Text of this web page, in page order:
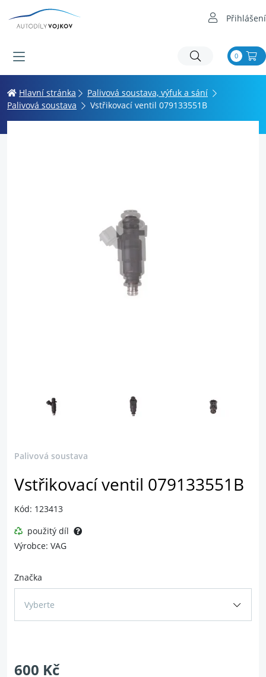
Přihlášení
0
Hlavní stránka
Palivová soustava, výfuk a sání
Palivová soustava
Vstřikovací ventil 079133551B
Palivová soustava
Vstřikovací ventil 079133551B
Kód: 123413
použitý díl
Výrobce: VAG
Značka
Vyberte
600 Kč